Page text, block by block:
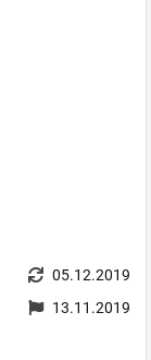
05.12.2019
13.11.2019